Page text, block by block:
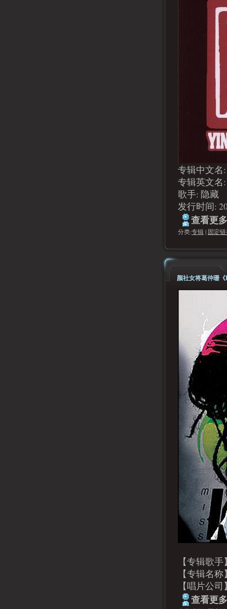
专辑中文名
专辑英文名
歌手: 隐藏
发行时间:
查看更
分类:专辑| 固定
颜社女将葛仲珊
【专辑歌
【专辑名
【唱片公
查看更